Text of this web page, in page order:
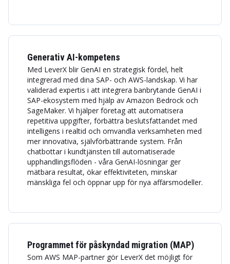
Generativ AI-kompetens
Med LeverX blir GenAI en strategisk fördel, helt
integrerad med dina SAP- och AWS-landskap. Vi har
validerad expertis i att integrera banbrytande GenAI i
SAP-ekosystem med hjälp av Amazon Bedrock och
SageMaker. Vi hjälper företag att automatisera
repetitiva uppgifter, förbättra beslutsfattandet med
intelligens i realtid och omvandla verksamheten med
mer innovativa, självförbättrande system. Från
chatbottar i kundtjänsten till automatiserade
upphandlingsflöden - våra GenAI-lösningar ger
mätbara resultat, ökar effektiviteten, minskar
mänskliga fel och öppnar upp för nya affärsmodeller.
Programmet för påskyndad migration (MAP)
Som AWS MAP-partner gör LeverX det möjligt för